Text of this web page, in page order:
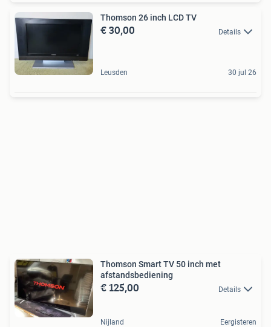
Thomson 26 inch LCD TV
€ 30,00 Details
Leusden 30 jul 26
Thomson Smart TV 50 inch met
afstandsbediening
€ 125,00 Details
Nijland Eergisteren